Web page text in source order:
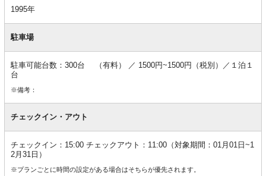
1995年
駐車場
駐車可能台数：300台 （有料） ／ 1500円~1500円（税別）／１泊１
台
※備考：
チェックイン・アウト
チェックイン：15:00 チェックアウト：11:00（対象期間：01月01日~1
2月31日）
※プランごとに時間の設定がある場合はそちらが優先されます。